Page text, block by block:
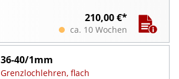
210,00 €*
ca. 10 Wochen
36-40/1mm
Grenzlochlehren, flach